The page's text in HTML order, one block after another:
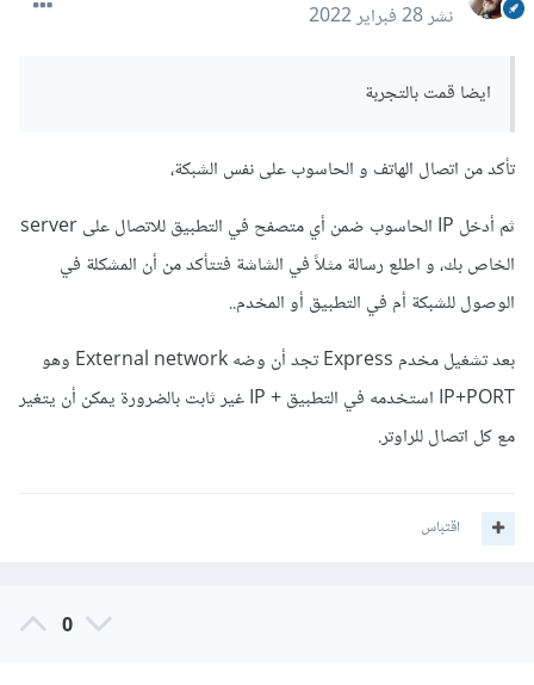
نشر28 فبراير 2022
ايضا قمت بالتجربة
تأكد من اتصال الهاتف و الحاسوب على نفس الشبكة،
ثم أدخل IP الحاسوب ضمن أي متصفح في التطبيق للاتصال على server
الخاص بك، و اطلع رسالة مثلاً في الشاشة فتتأكد من أن المشكلة في
الوصول للشبكة أم في التطبيق أو المخدم..
بعد تشغيل مخدم Express تجد أن وضه External network وهو
IP+PORT استخدمه في التطبيق + IP غير ثابت بالضرورة يمكن أن يتغير
مع كل اتصال للراوتر.
اقتباس
0